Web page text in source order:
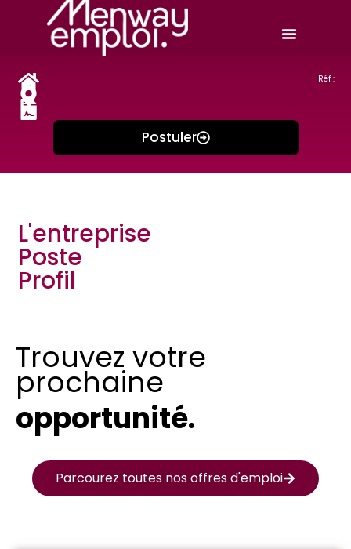
Réf :
Postuler
L'entreprise
Poste
Profil
Trouvez votre
prochaine
opportunité.
Parcourez toutes nos offres d'emploi